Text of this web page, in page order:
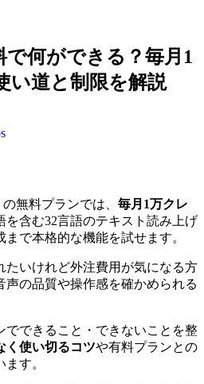
で何ができる？毎月1
い道と制限を解説
無料プランでは、 毎月1万クレ
を含む32言語のテキスト読み上げ
で本格的な機能を試せます。
たいけれど外注費用が気になる方
声の品質や操作感を確かめられる
でできること・できないことを整
く使い切るコツや有料プランとの
す。